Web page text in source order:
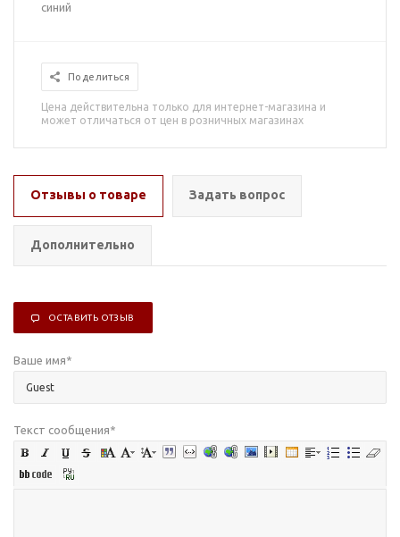
синий
Поделиться
Цена действительна только для интернет-магазина и
может отличаться от цен в розничных магазинах
Отзывы о товаре Задать вопрос
Дополнительно
ОСТАВИТЬ ОТЗЫВ
Ваше имя*
Текст сообщения*